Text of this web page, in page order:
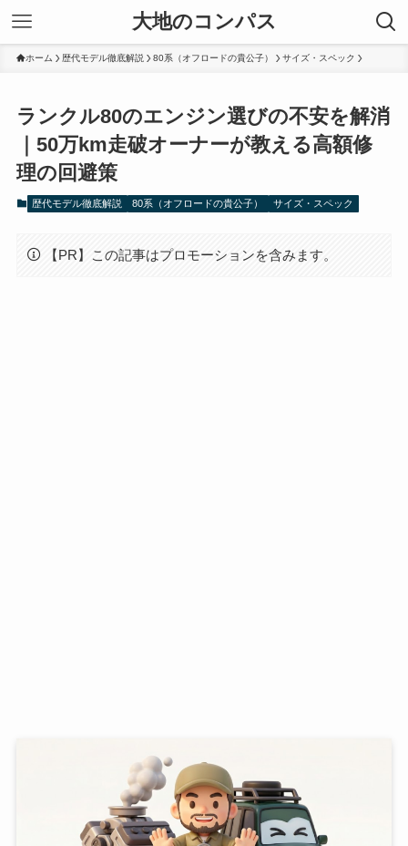
大地のコンパス
ホーム 歴代モデル徹底解説 80系（オフロードの貴公子） サイズ・スペック
ランクル80のエンジン選びの不安を解消
｜50万km走破オーナーが教える高額修
理の回避策
歴代モデル徹底解説 80系（オフロードの貴公子） サイズ・スペック
【PR】この記事はプロモーションを含みます。